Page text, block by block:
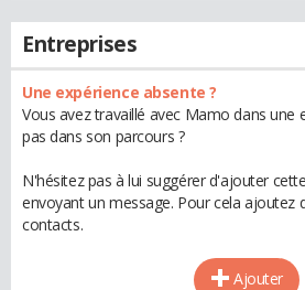
Entreprises
Une expérience absente ?
Vous avez travaillé avec Mamo dans une
pas dans son parcours ?
N'hésitez pas à lui suggérer d'ajouter
envoyant un message. Pour cela ajoutez
contacts.
Ajouter